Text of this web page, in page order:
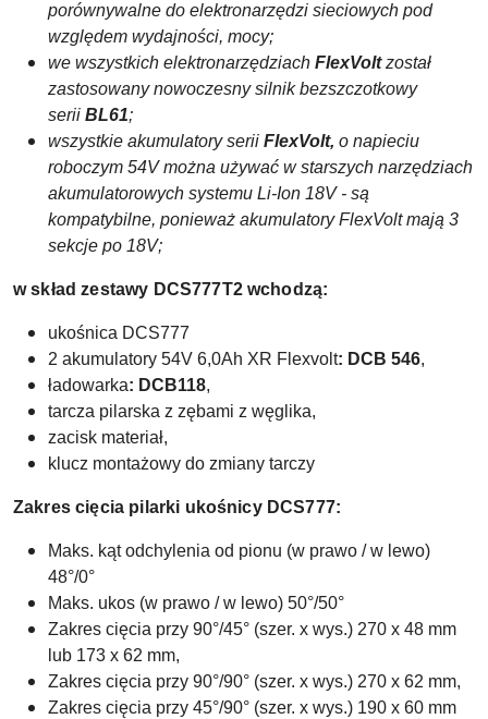
porównywalne do elektronarzędzi sieciowych pod
względem wydajności, mocy;
we wszystkich elektronarzędziach FlexVoltzostał
zastosowany nowoczesny silnik bezszczotkowy
serii BL61;
wszystkie akumulatory serii FlexVolt, o napieciu
roboczym 54V można używać w starszych narzędziach
akumulatorowych systemu Li-Ion 18V - są
kompatybilne, ponieważ akumulatory FlexVolt mają 3
sekcje po 18V;
w skład zestawy DCS777T2 wchodzą:
ukośnica DCS777
2 akumulatory 54V 6,0Ah XR Flexvolt: DCB 546,
ładowarka: DCB118,
tarcza pilarska z zębami z węglika,
zacisk materiał,
klucz montażowy do zmiany tarczy
Zakres cięcia pilarki ukośnicy DCS777:
Maks. kąt odchylenia od pionu (w prawo / w lewo)
48°/0°
Maks. ukos (w prawo / w lewo) 50°/50°
Zakres cięcia przy 90°/45° (szer. x wys.) 270 x 48 mm
lub 173 x 62 mm,
Zakres cięcia przy 90°/90° (szer. x wys.) 270 x 62 mm,
Zakres cięcia przy 45°/90° (szer. x wys.) 190 x 60 mm